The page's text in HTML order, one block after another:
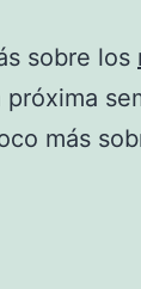
sobre los
más